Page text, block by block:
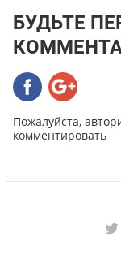
БУДЬТЕ
Пожалуйста,
комментировать